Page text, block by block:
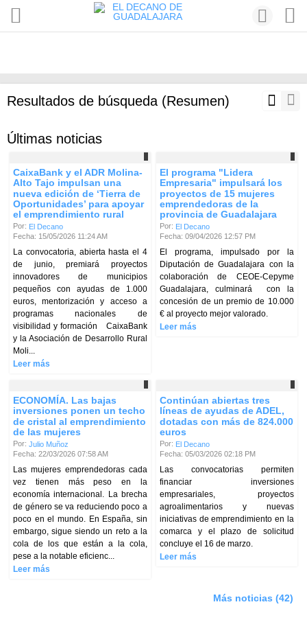
Resultados de búsqueda (Resumen)
Últimas noticias
CaixaBank y el ADR Molina-
Alto Tajo impulsan una
nueva edición de ‘Tierra de
Oportunidades’ para apoyar
el emprendimiento rural
Por: El Decano
Fecha: 15/05/2026 11:24 AM
La convocatoria, abierta hasta el 4
de junio, premiará proyectos
innovadores de municipios
pequeños con ayudas de 1.000
euros, mentorización y acceso a
programas nacionales de
visibilidad y formación CaixaBank
y la Asociación de Desarrollo Rural
Moli...
Leer más
El programa "Lidera
Empresaria" impulsará los
proyectos de 15 mujeres
emprendedoras de la
provincia de Guadalajara
Por: El Decano
Fecha: 09/04/2026 12:57 PM
El programa, impulsado por la
Diputación de Guadalajara con la
colaboración de CEOE-Cepyme
Guadalajara, culminará con la
concesión de un premio de 10.000
€ al proyecto mejor valorado.
Leer más
ECONOMÍA. Las bajas
inversiones ponen un techo
de cristal al emprendimiento
de las mujeres
Por: Julio Muñoz
Fecha: 22/03/2026 07:58 AM
Las mujeres emprendedoras cada
vez tienen más peso en la
economía internacional. La brecha
de género se va reduciendo poco a
poco en el mundo. En España, sin
embargo, sigue siendo un reto a la
cola de los que están a la cola,
pese a la notable eficienc...
Leer más
Continúan abiertas tres
líneas de ayudas de ADEL,
dotadas con más de 824.000
euros
Por: El Decano
Fecha: 05/03/2026 02:18 PM
Las convocatorias permiten
financiar inversiones
empresariales, proyectos
agroalimentarios y nuevas
iniciativas de emprendimiento en la
comarca y el plazo de solicitud
concluye el 16 de marzo.
Leer más
Más noticias (42)